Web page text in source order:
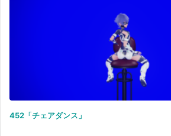
452「チェアダンス」